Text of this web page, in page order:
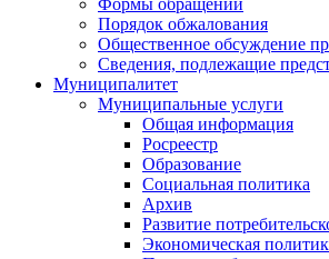
Формы обращений
Порядок обжалования
Общественное обсуждение
Сведения, подлежащие
Муниципалитет
Муниципальные услуги
Общая информация
Росреестр
Образование
Социальная политика
Архив
Развитие
Экономическая